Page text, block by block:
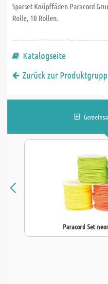
Sparset Knüpffäden Paracord
Rolle, 10 Rollen.
Katalogseite
Zurück zur
Paracord Set